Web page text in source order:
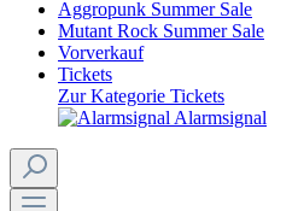
Aggropunk Summer Sale
Mutant Rock Summer Sale
Vorverkauf
Tickets
Zur Kategorie Tickets
Alarmsignal